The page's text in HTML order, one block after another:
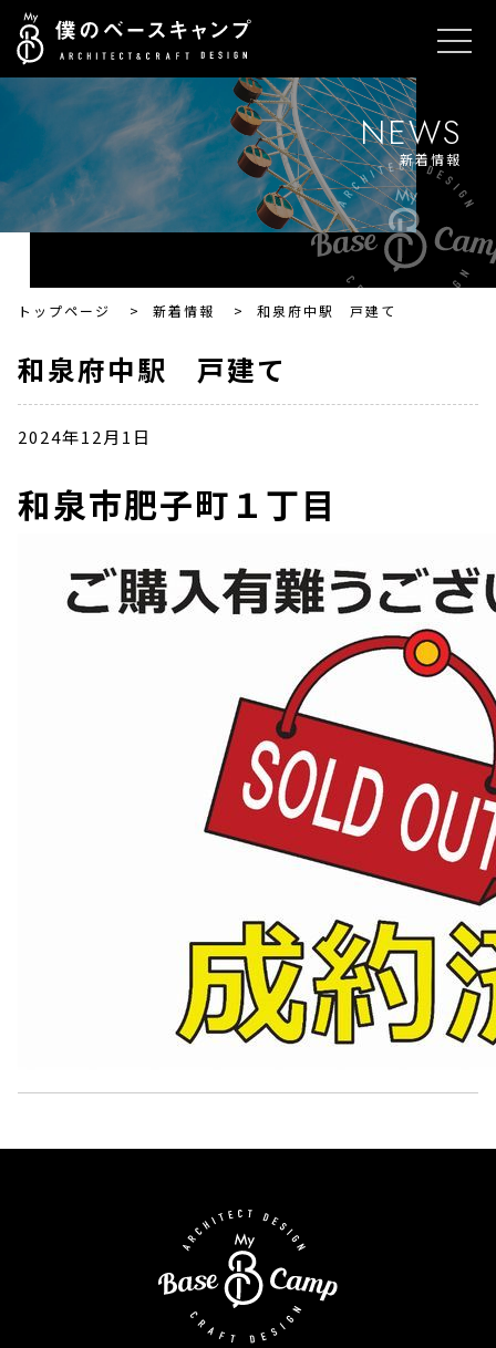
NEWS
新着情報
トップページ > 新着情報 > 和泉府中駅 戸建て
和泉府中駅 戸建て
2024年12月1日
和泉市肥子町１丁目